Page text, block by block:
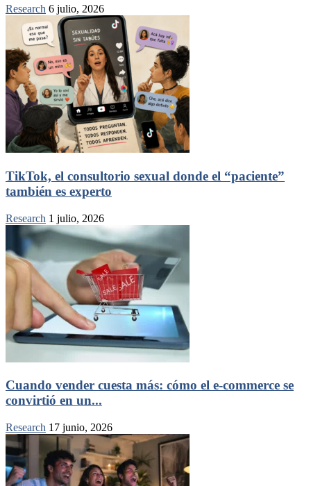
Research 6 julio, 2026
TikTok, el consultorio sexual donde el “paciente”
también es experto
Research 1 julio, 2026
Cuando vender cuesta más: cómo el e-commerce se
convirtió en un...
Research 17 junio, 2026